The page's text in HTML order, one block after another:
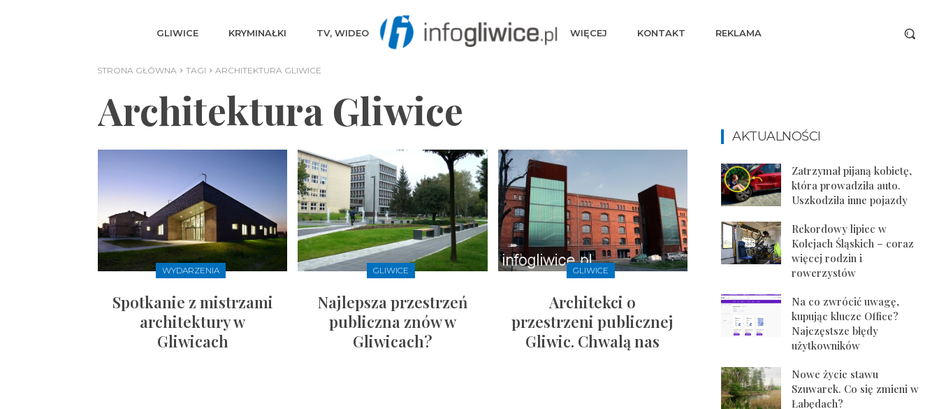
GLIWICE KRYMINAŁKI TV, WIDEO WIĘCEJ KONTAKT REKLAMA
STRONA GŁÓWNA TAGI ARCHITEKTURA GLIWICE
Architektura Gliwice
WYDARZENIA
Spotkanie z mistrzami
architektury w
Gliwicach
GLIWICE
Najlepsza przestrzeń
publiczna znów w
Gliwicach?
GLIWICE
Architekci o
przestrzeni publicznej
Gliwic. Chwalą nas
AKTUALNOŚCI
Zatrzymał pijaną kobietę,
która prowadziła auto.
Uszkodziła inne pojazdy
Rekordowy lipiec w
Kolejach Śląskich – coraz
więcej rodzin i
rowerzystów
Na co zwrócić uwagę,
kupując klucze Office?
Najczęstsze błędy
użytkowników
Nowe życie stawu
Szuwarek. Co się zmieni w
Łabędach?